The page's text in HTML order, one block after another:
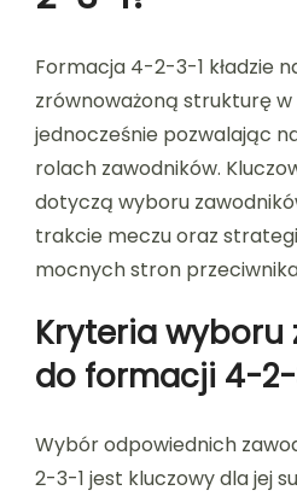
Formacja 4-2-3-1 kładzie
zrównoważoną strukturę w
jednocześnie pozwalając
rolach zawodników.
dotyczą wyboru
trakcie meczu oraz
mocnych stron
Kryteria wyboru
do formacji 4-2-
Wybór odpowiednich
2-3-1 jest kluczowy dla jej